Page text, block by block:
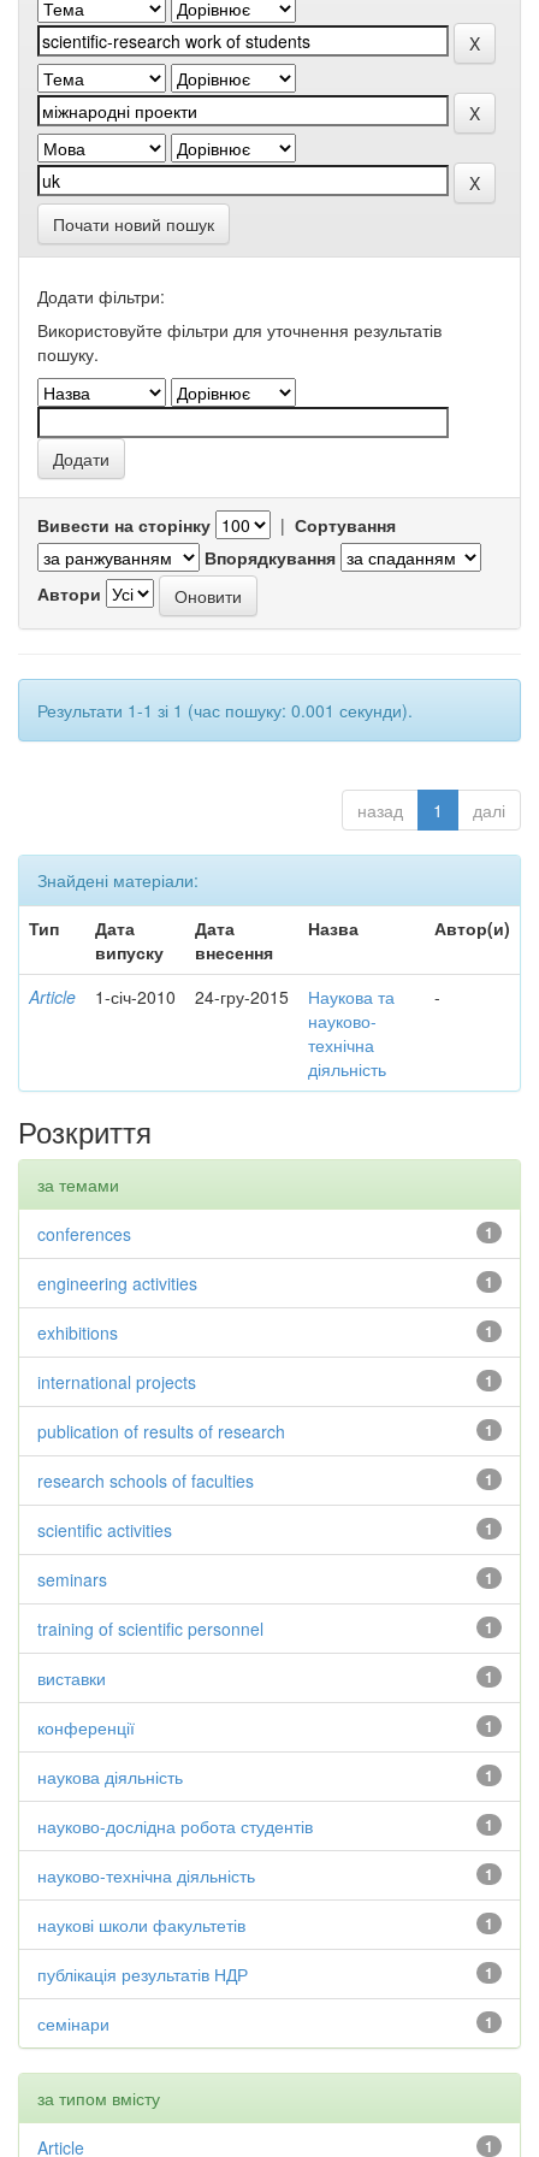
Почати новий пошук
Додати фільтри:
Використовуйте фільтри для уточнення результатів
пошуку.
Вивести на сторінку | Сортування
Впорядкування
Автори
Результати 1-1 зі 1 (час пошуку: 0.001 секунди).
назад 1 далі
Знайдені матеріали:
Тип
Дата
випуску
Дата
внесення
Назва Автор(и)
Article 1-січ-2010 24-гру-2015
Наукова та
науково-
технічна
діяльність
-
Розкриття
за темами
1
conferences
1
engineering activities
1
exhibitions
1
international projects
1
publication of results of research
1
research schools of faculties
1
scientific activities
1
seminars
1
training of scientific personnel
1
виставки
1
конференції
1
наукова діяльність
1
науково-дослідна робота студентів
1
науково-технічна діяльність
1
наукові школи факультетів
1
публікація результатів НДР
1
семінари
за типом вмісту
1
Article